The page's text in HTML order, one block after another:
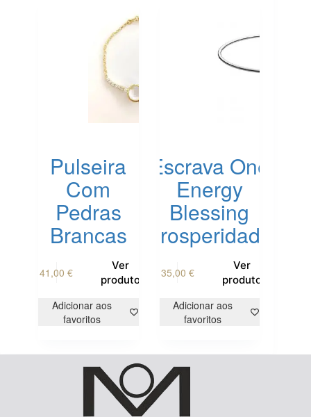
Pulseira
Com
Pedras
Brancas
41,00€
Ver
produto
product
multiple
variants.
Adicionar aos
favoritos
Escrava One
Energy
Blessing
Prosperidade
35,00 €
Ver
produto
Adicionar aos
favoritos